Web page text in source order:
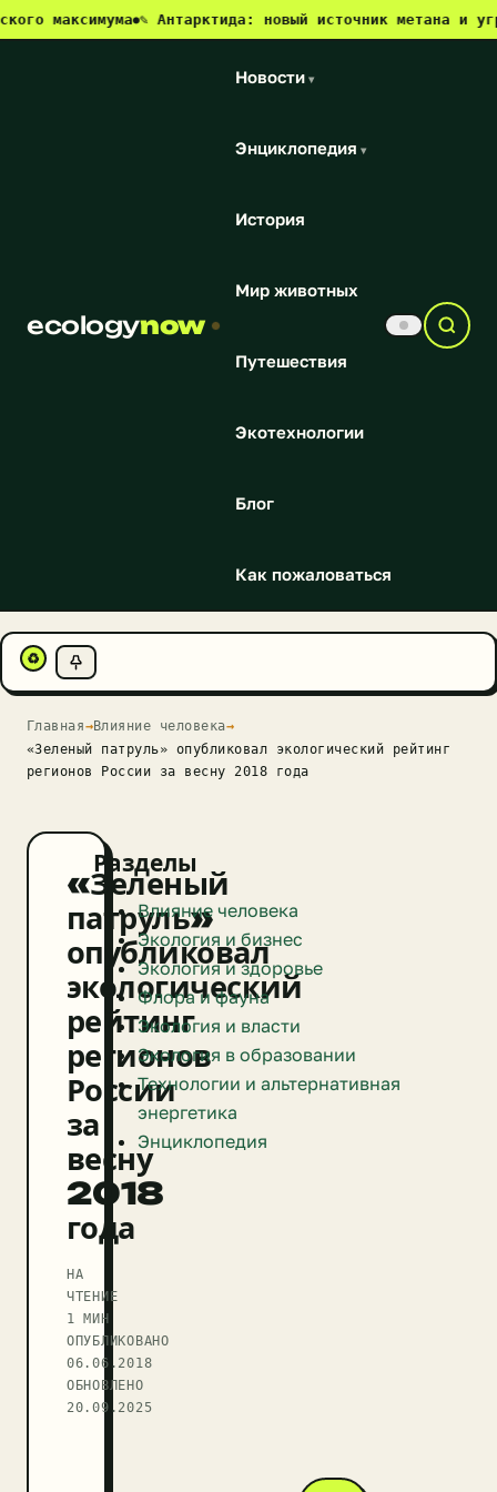
●✎ Антарктида: новый источник метана и угроза
ecologynow
Новости ▾
Энциклопедия ▾
История
Мир животных
Путешествия
Экотехнологии
Блог
Как пожаловаться
♻
Главная→Влияние человека→
«Зеленый патруль» опубликовал экологический рейтинг
регионов России за весну 2018 года
«Зеленый
патруль»
опубликовал
экологический
рейтинг
регионов
России
за
весну
2018
года
НА
ЧТЕНИЕ
1 МИН
ОПУБЛИКОВАНО
06.06.2018
ОБНОВЛЕНО
20.09.2025
Разделы
Влияние человека
Экология и бизнес
Экология и здоровье
Флора и фауна
Экология и власти
Экология в образовании
Технологии и альтернативная
энергетика
Энциклопедия